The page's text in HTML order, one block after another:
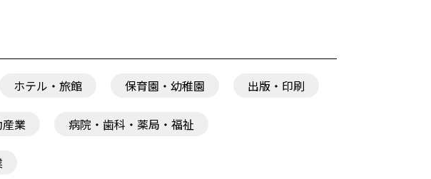
ホテル・旅館 保育園・幼稚園 出版・印刷
業 病院・歯科・薬局・福祉